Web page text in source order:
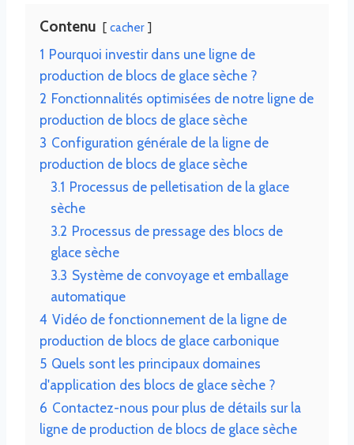
Contenu cacher
1 Pourquoi investir dans une ligne de
production de blocs de glace sèche ?
2 Fonctionnalités optimisées de notre ligne de
production de blocs de glace sèche
3 Configuration générale de la ligne de
production de blocs de glace sèche
3.1 Processus de pelletisation de la glace
sèche
3.2 Processus de pressage des blocs de
glace sèche
3.3 Système de convoyage et emballage
automatique
4 Vidéo de fonctionnement de la ligne de
production de blocs de glace carbonique
5 Quels sont les principaux domaines
d'application des blocs de glace sèche ?
6 Contactez-nous pour plus de détails sur la
ligne de production de blocs de glace sèche